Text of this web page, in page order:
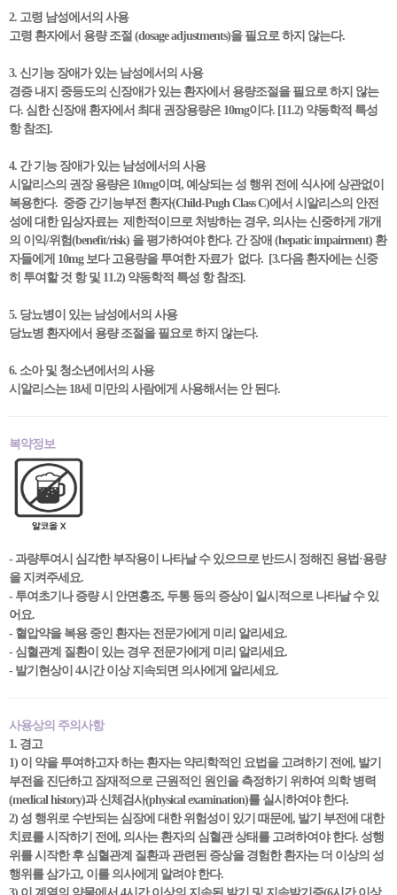
2. 고령 남성에서의 사용
고령 환자에서 용량 조절 (dosage adjustments)을 필요로 하지 않는다.
3. 신기능 장애가 있는 남성에서의 사용
경증 내지 중등도의 신장애가 있는 환자에서 용량조절을 필요로 하지 않는
다. 심한 신장애 환자에서 최대 권장용량은 10mg이다. [11.2) 약동학적 특성
항 참조].
4. 간 기능 장애가 있는 남성에서의 사용
시알리스의 권장 용량은 10mg이며, 예상되는 성 행위 전에 식사에 상관없이
복용한다. 중증 간기능부전 환자(Child-Pugh Class C)에서 시알리스의 안전
성에 대한 임상자료는 제한적이므로 처방하는 경우, 의사는 신중하게 개개
의 이익/위험(benefit/risk) 을 평가하여야 한다. 간 장애 (hepatic impairment) 환
자들에게 10mg 보다 고용량을 투여한 자료가 없다. [3.다음 환자에는 신중
히 투여할 것 항 및 11.2) 약동학적 특성 항 참조].
5. 당뇨병이 있는 남성에서의 사용
당뇨병 환자에서 용량 조절을 필요로 하지 않는다.
6. 소아 및 청소년에서의 사용
시알리스는 18세 미만의 사람에게 사용해서는 안 된다.
복약정보
- 과량투여시 심각한 부작용이 나타날 수 있으므로 반드시 정해진 용법·용량
을 지켜주세요.
- 투여초기나 증량 시 안면홍조, 두통 등의 증상이 일시적으로 나타날 수 있
어요.
- 혈압약을 복용 중인 환자는 전문가에게 미리 알리세요.
- 심혈관계 질환이 있는 경우 전문가에게 미리 알리세요.
- 발기현상이 4시간 이상 지속되면 의사에게 알리세요.
사용상의 주의사항
1. 경고
1) 이 약을 투여하고자 하는 환자는 약리학적인 요법을 고려하기 전에, 발기
부전을 진단하고 잠재적으로 근원적인 원인을 측정하기 위하여 의학 병력
(medical history)과 신체검사(physical examination)를 실시하여야 한다.
2) 성 행위로 수반되는 심장에 대한 위험성이 있기 때문에, 발기 부전에 대한
치료를 시작하기 전에, 의사는 환자의 심혈관 상태를 고려하여야 한다. 성행
위를 시작한 후 심혈관계 질환과 관련된 증상을 경험한 환자는 더 이상의 성
행위를 삼가고, 이를 의사에게 알려야 한다.